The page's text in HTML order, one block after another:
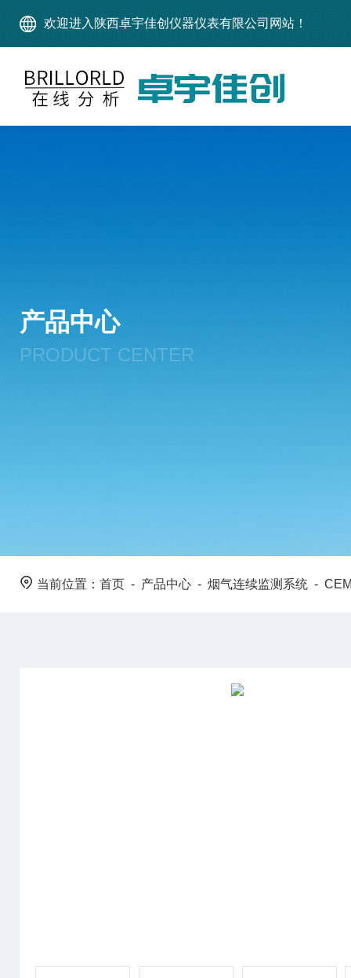
欢迎进入陕西卓宇佳创仪器仪表有限公司网站！
产品中心
PRODUCT CENTER
当前位置： 首页 - 产品中心 - 烟气连续监测系统 -